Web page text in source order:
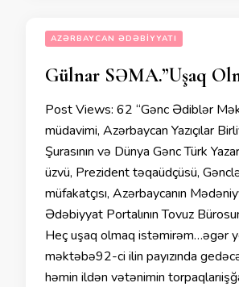
AZƏRBAYCAN ƏDƏBIYYATI
Gülnar SƏMA.”Uşaq
Post Views: 62 “Gənc Ədiblər
müdavimi, Azərbaycan Yazıçılar
Şurasının və Dünya Gənc Türk
üzvü, Prezident təqaüdçüsü,
müfakatçısı, Azərbaycanın
Ədəbiyyat Portalının Tovuz
Heç uşaq olmaq istəmirəm…əgər
məktəbə92-ci ilin payızında
həmin ildən vətənimin